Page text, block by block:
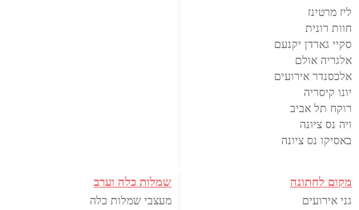
ליז מרטינז
חוות רונית
סקיי גארדן יקנעם
אלגריה אולם
אלכסנדר אירועים
יונו קיסריה
רוקח תל אביב
ויה נס ציונה
באסיקו נס ציונה
מקום לחתונה
גני אירועים
שמלות כלה וערב
מעצבי שמלות כלה